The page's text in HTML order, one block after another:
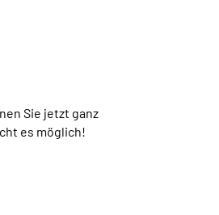
Sie jetzt ganz
es möglich!